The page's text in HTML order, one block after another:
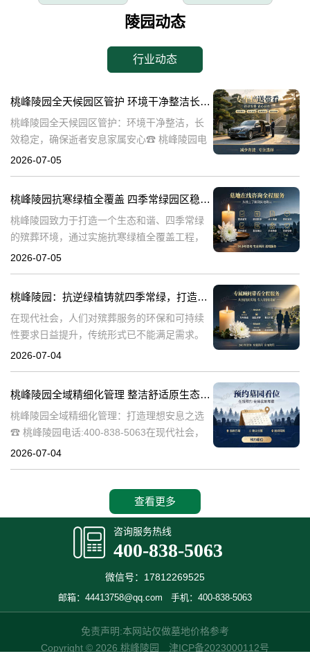
陵园动态
行业动态
桃峰陵园全天候园区管护 环境干净整洁长效稳定，确保逝者安息家属安心
桃峰陵园全天候园区管护：环境干净整洁，长
效稳定，确保逝者安息家属安心☎ 桃峰陵园电
话:400-838-5063在生命的终点，我们最希望的
2026-07-05
桃峰陵园抗寒绿植全覆盖 四季常绿园区稳定美观：打造生态和谐殡葬环境
桃峰陵园致力于打造一个生态和谐、四季常绿
的殡葬环境，通过实施抗寒绿植全覆盖工程，
不仅提升了园区的美观度，也确保了园区的稳
2026-07-05
桃峰陵园：抗逆绿植铸就四季常绿，打造生态绿色殡葬典范
在现代社会，人们对殡葬服务的环保和可持续
性要求日益提升，传统形式已不能满足需求。
桃峰陵园作为绿色殡葬的先行者，致力于构建
2026-07-04
桃峰陵园全域精细化管理 整洁舒适原生态园区：打造理想安息之选
桃峰陵园全域精细化管理：打造理想安息之选
☎ 桃峰陵园电话:400-838-5063在现代社会，
人们对死亡和安息地的看法正在发生变化。越
2026-07-04
查看更多
咨询服务热线
400-838-5063
微信号：17812269525
邮箱：44413758@qq.com 手机：400-838-5063
免责声明:本网站仅做墓地价格参考
Copyright © 2026 桃峰陵园 津ICP备2023000112号